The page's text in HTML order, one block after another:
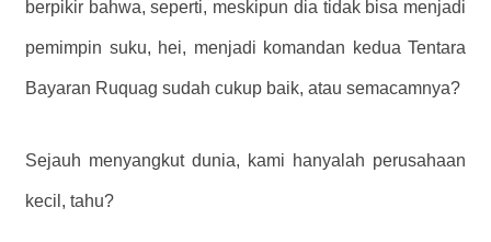
berpikir bahwa, seperti, meskipun dia tidak bisa menjadi
pemimpin suku, hei, menjadi komandan kedua Tentara
Bayaran Ruquag sudah cukup baik, atau semacamnya?
Sejauh menyangkut dunia, kami hanyalah perusahaan
kecil, tahu?